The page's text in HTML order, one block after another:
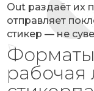
Out раздаёт их
отправляет
стикер — не